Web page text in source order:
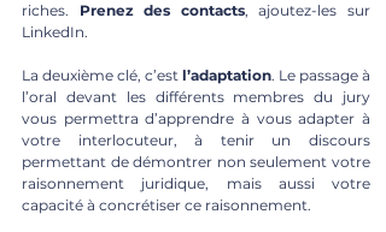
riches. Prenez des contacts, ajoutez-les sur
LinkedIn.
La deuxième clé, c’est l’adaptation. Le passage à
l’oral devant les différents membres du jury
vous permettra d’apprendre à vous adapter à
votre interlocuteur, à tenir un discours
permettant de démontrer non seulement votre
raisonnement juridique, mais aussi votre
capacité à concrétiser ce raisonnement.